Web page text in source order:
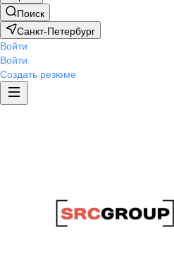
Поиск
Санкт-Петербург
Войти
Войти
Создать резюме